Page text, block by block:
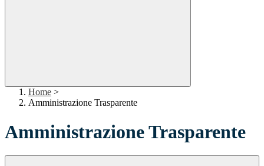
Home >
Amministrazione Trasparente
Amministrazione Trasparente